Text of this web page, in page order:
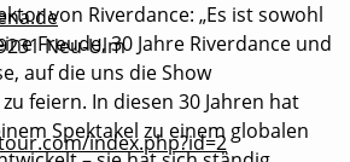
von Riverdance: „Es ist sowohl
Freude, 30 Jahre Riverdance und
auf die uns die Show
feiern. In diesen 30 Jahren hat
Spektakel zu einem globalen
Neu-Ulm
index.php?id=2